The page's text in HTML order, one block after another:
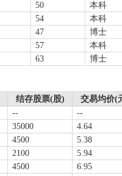
50
本科
54
本科
47
博士
57
本科
63 博士
结存股票(股)
交易均价(
--
--
35000
4.64
4500
5.38
2100
5.94
4500
6.95